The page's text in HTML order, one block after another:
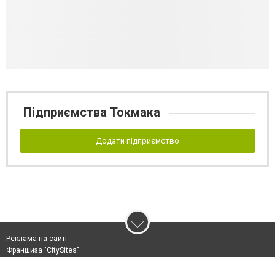
Підприємства Токмака
Додати підприємство
Реклама на сайті
Франшиза "CitySites"